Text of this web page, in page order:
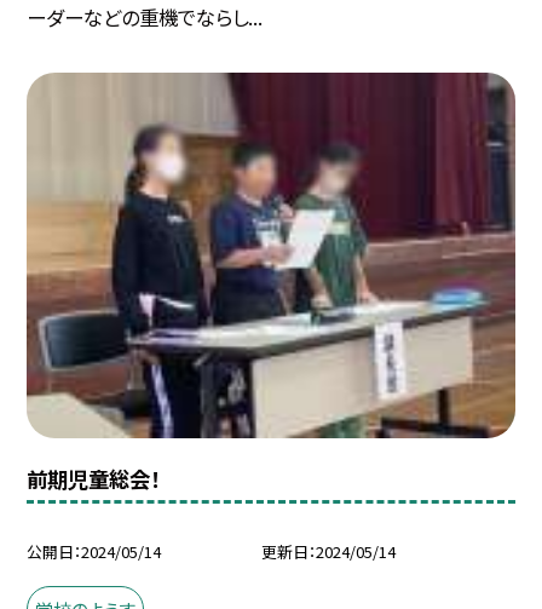
ーダーなどの重機でならし...
前期児童総会！
公開日 2024/05/14 更新日 2024/05/14